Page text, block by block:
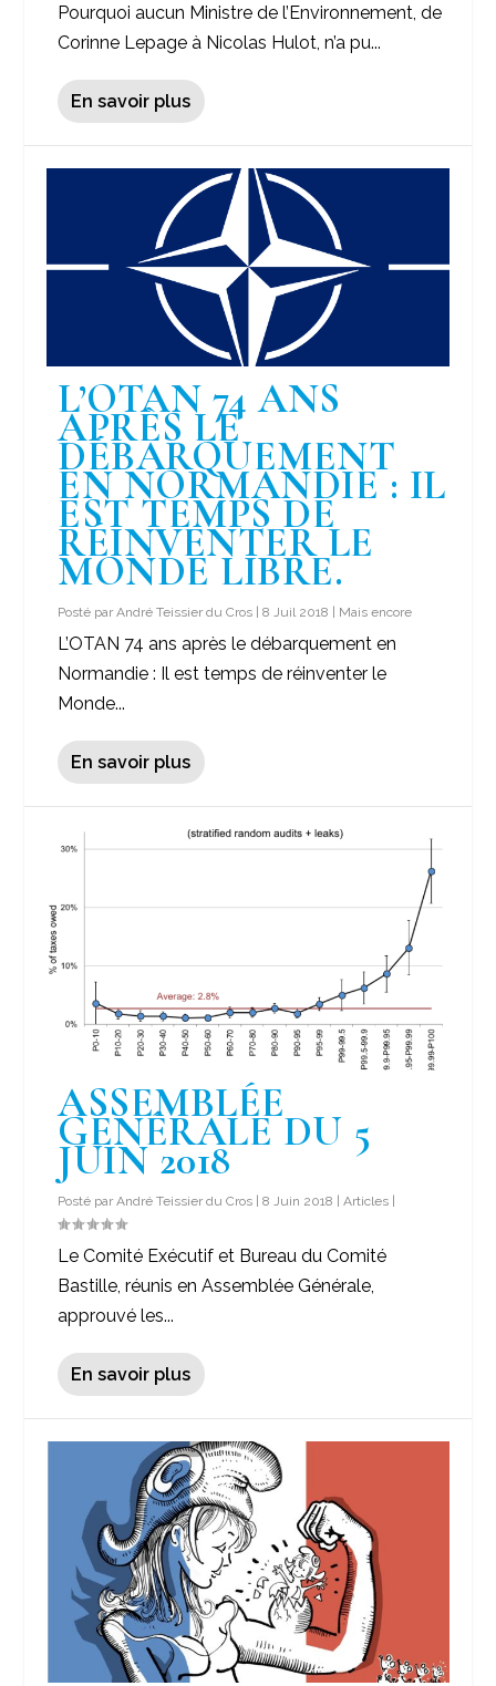
Pourquoi aucun Ministre de l’Environnement, de
Corinne Lepage à Nicolas Hulot, n’a pu...
En savoir plus
L’OTAN 74 ANS
APRÈS LE
DÉBARQUEMENT
EN NORMANDIE : IL
EST TEMPS DE
RÉINVENTER LE
MONDE LIBRE.
Posté parAndré Teissier du Cros |8 Juil 2018 Mais encore
L’OTAN 74 ans après le débarquement en
Normandie : Il est temps de réinventer le
Monde...
En savoir plus
ASSEMBLÉE
GÉNÉRALE DU 5
JUIN 2018
Posté parAndré Teissier du Cros |8 Juin 2018 |Articles
Le Comité Exécutif et Bureau du Comité
Bastille, réunis en Assemblée Générale,
approuvé les...
En savoir plus